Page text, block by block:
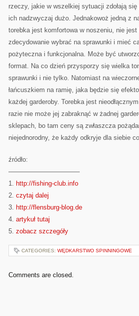
rzeczy, jakie w wszelkiej sytuacji zdołają
ich nadzwyczaj dużo. Jednakowoż jedną z
torebka jest komfortowa w noszeniu, nie
zdecydowanie wybrać na sprawunki i mieć
pożyteczna i funkcjonalna. Może być
format. Na co dzień przysporzy się wielka
sprawunki i nie tylko. Natomiast na
łańcuszkiem na ramię, jaka będzie się
każdej garderoby. Torebka jest
razie nie może jej zabraknąć w żadnej
sklepach, bo tam ceny są zwłaszcza
niejednorodny, że każdy odkryje dla siebie
źródło:
———————————
1. http://fishing-club.info
2. czytaj dalej
3. http://flensburg-blog.de
4. artykuł tutaj
5. zobacz szczegóły
CATEGORIES: WĘDKARSTWO SPINNINGOWE
Comments are closed.